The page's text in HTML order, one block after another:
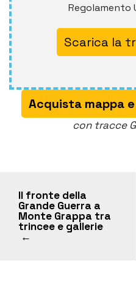
Regolamento
Acquista mappa
con tracce
Il fronte della
Grande Guerra a
Monte Grappa tra
trincee e gallerie
←